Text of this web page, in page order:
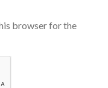
browser for the